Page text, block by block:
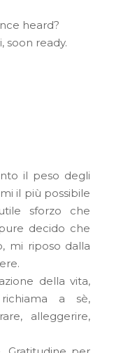
heard?
soon ready.
il peso degli
il più possibile
sforzo che
decido che
mi riposo dalla
della vita,
a sè,
alleggerire,